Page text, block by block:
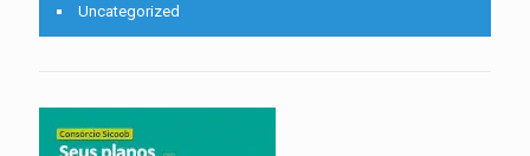
Uncategorized